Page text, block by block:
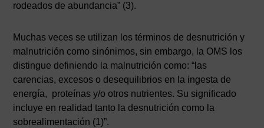
rodeados de abundancia” (3).
Muchas veces se utilizan los términos de desnutrición y
malnutrición como sinónimos, sin embargo, la OMS los
distingue definiendo la malnutrición como: “las
carencias, excesos o desequilibrios en la ingesta de
energía, proteínas y/o otros nutrientes. Su significado
incluye en realidad tanto la desnutrición como la
sobrealimentación (1)”.